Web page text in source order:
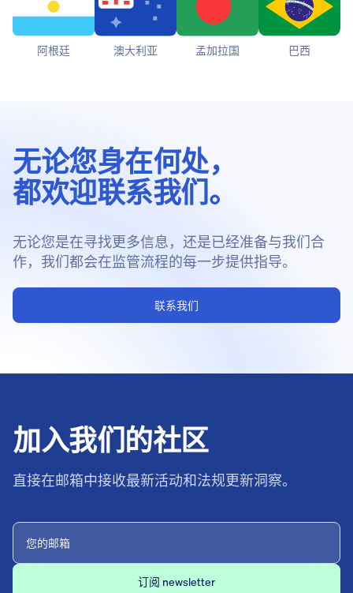
阿根廷 澳大利亚 孟加拉国 巴西
无论您身在何处，
都欢迎联系我们。
无论您是在寻找更多信息，还是已经准备与我们合
作，我们都会在监管流程的每一步提供指导。
联系我们
加入我们的社区
直接在邮箱中接收最新活动和法规更新洞察。